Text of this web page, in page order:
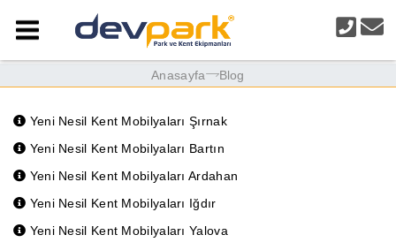
Anasayfa Blog
Yeni Nesil Kent Mobilyaları Şırnak
Yeni Nesil Kent Mobilyaları Bartın
Yeni Nesil Kent Mobilyaları Ardahan
Yeni Nesil Kent Mobilyaları Iğdır
Yeni Nesil Kent Mobilyaları Yalova